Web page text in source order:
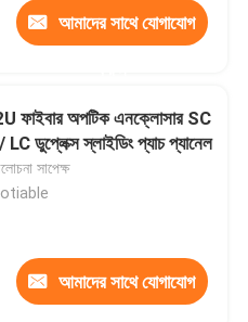
আমাদের সাথে যোগাযোগ
ফাইবার অপটিক এনক্লোসার SC
LC ডুপ্লেক্স স্লাইডিং প্যাচ প্যানেল
সাপেক্ষ
আমাদের সাথে যোগাযোগ